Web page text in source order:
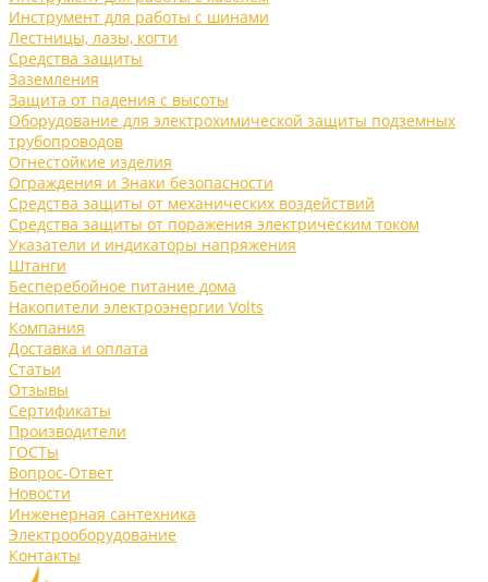
Инструмент для работы с шинами
Лестницы, лазы, когти
Средства защиты
Заземления
Защита от падения с высоты
Оборудование для электрохимической защиты подземных
трубопроводов
Огнестойкие изделия
Ограждения и Знаки безопасности
Средства защиты от механических воздействий
Средства защиты от поражения электрическим током
Указатели и индикаторы напряжения
Штанги
Бесперебойное питание дома
Накопители электроэнергии Volts
Компания
Доставка и оплата
Статьи
Отзывы
Сертификаты
Производители
ГОСТы
Вопрос-Ответ
Новости
Инженерная сантехника
Электрооборудование
Контакты